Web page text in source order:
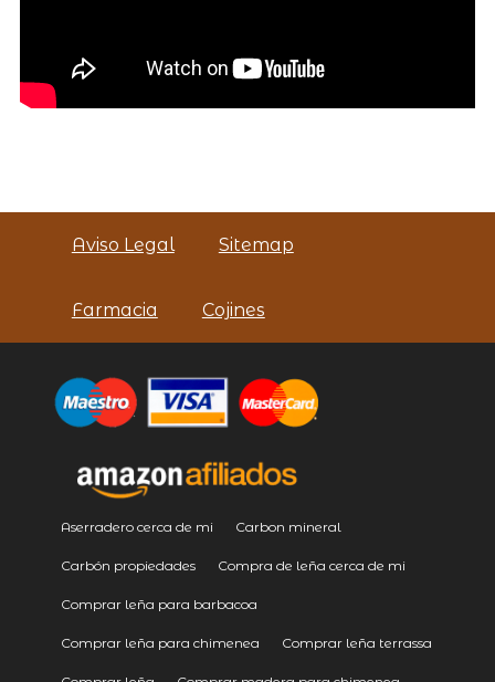
Aviso Legal Sitemap
Farmacia Cojines
Aserradero cerca de mi Carbon mineral
Carbón propiedades Compra de leña cerca de mi
Comprar leña para barbacoa
Comprar leña para chimenea Comprar leña terrassa